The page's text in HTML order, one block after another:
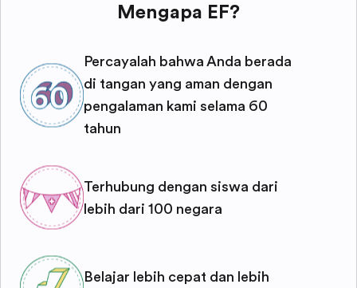
Mengapa EF?
Percayalah bahwa Anda berada
di tangan yang aman dengan
pengalaman kami selama 60
tahun
Terhubung dengan siswa dari
lebih dari 100 negara
Belajar lebih cepat dan lebih